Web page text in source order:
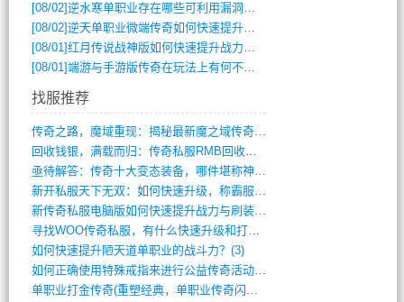
[08/02]逆水寒单职业存在哪些可利用漏洞？如何快速提升战力？
[08/02]逆天单职业微端传奇如何快速提升战力？新手必看攻略
[08/01]红月传说战神版如何快速提升战力？新手攻略全解析？
[08/01]端游与手游版传奇在玩法上有何不同？
找服推荐
传奇之路，魔域重现：揭秘最新魔之域传奇攻(712)
回收钱银，满载而归：传奇私服RMB回收装(548)
亟待解答：传奇十大变态装备，哪件堪称神器(347)
新开私服天下无双：如何快速升级，称霸服务(681)
新传奇私服电脑版如何快速提升战力与刷装备(835)
寻找WOO传奇私服，有什么快速升级和打宝(864)
如何快速提升陋天道单职业的战斗力？(3)
如何正确使用特殊戒指来进行公益传奇活动？(10)
单职业打金传奇(重塑经典，单职业传奇闪耀(10)